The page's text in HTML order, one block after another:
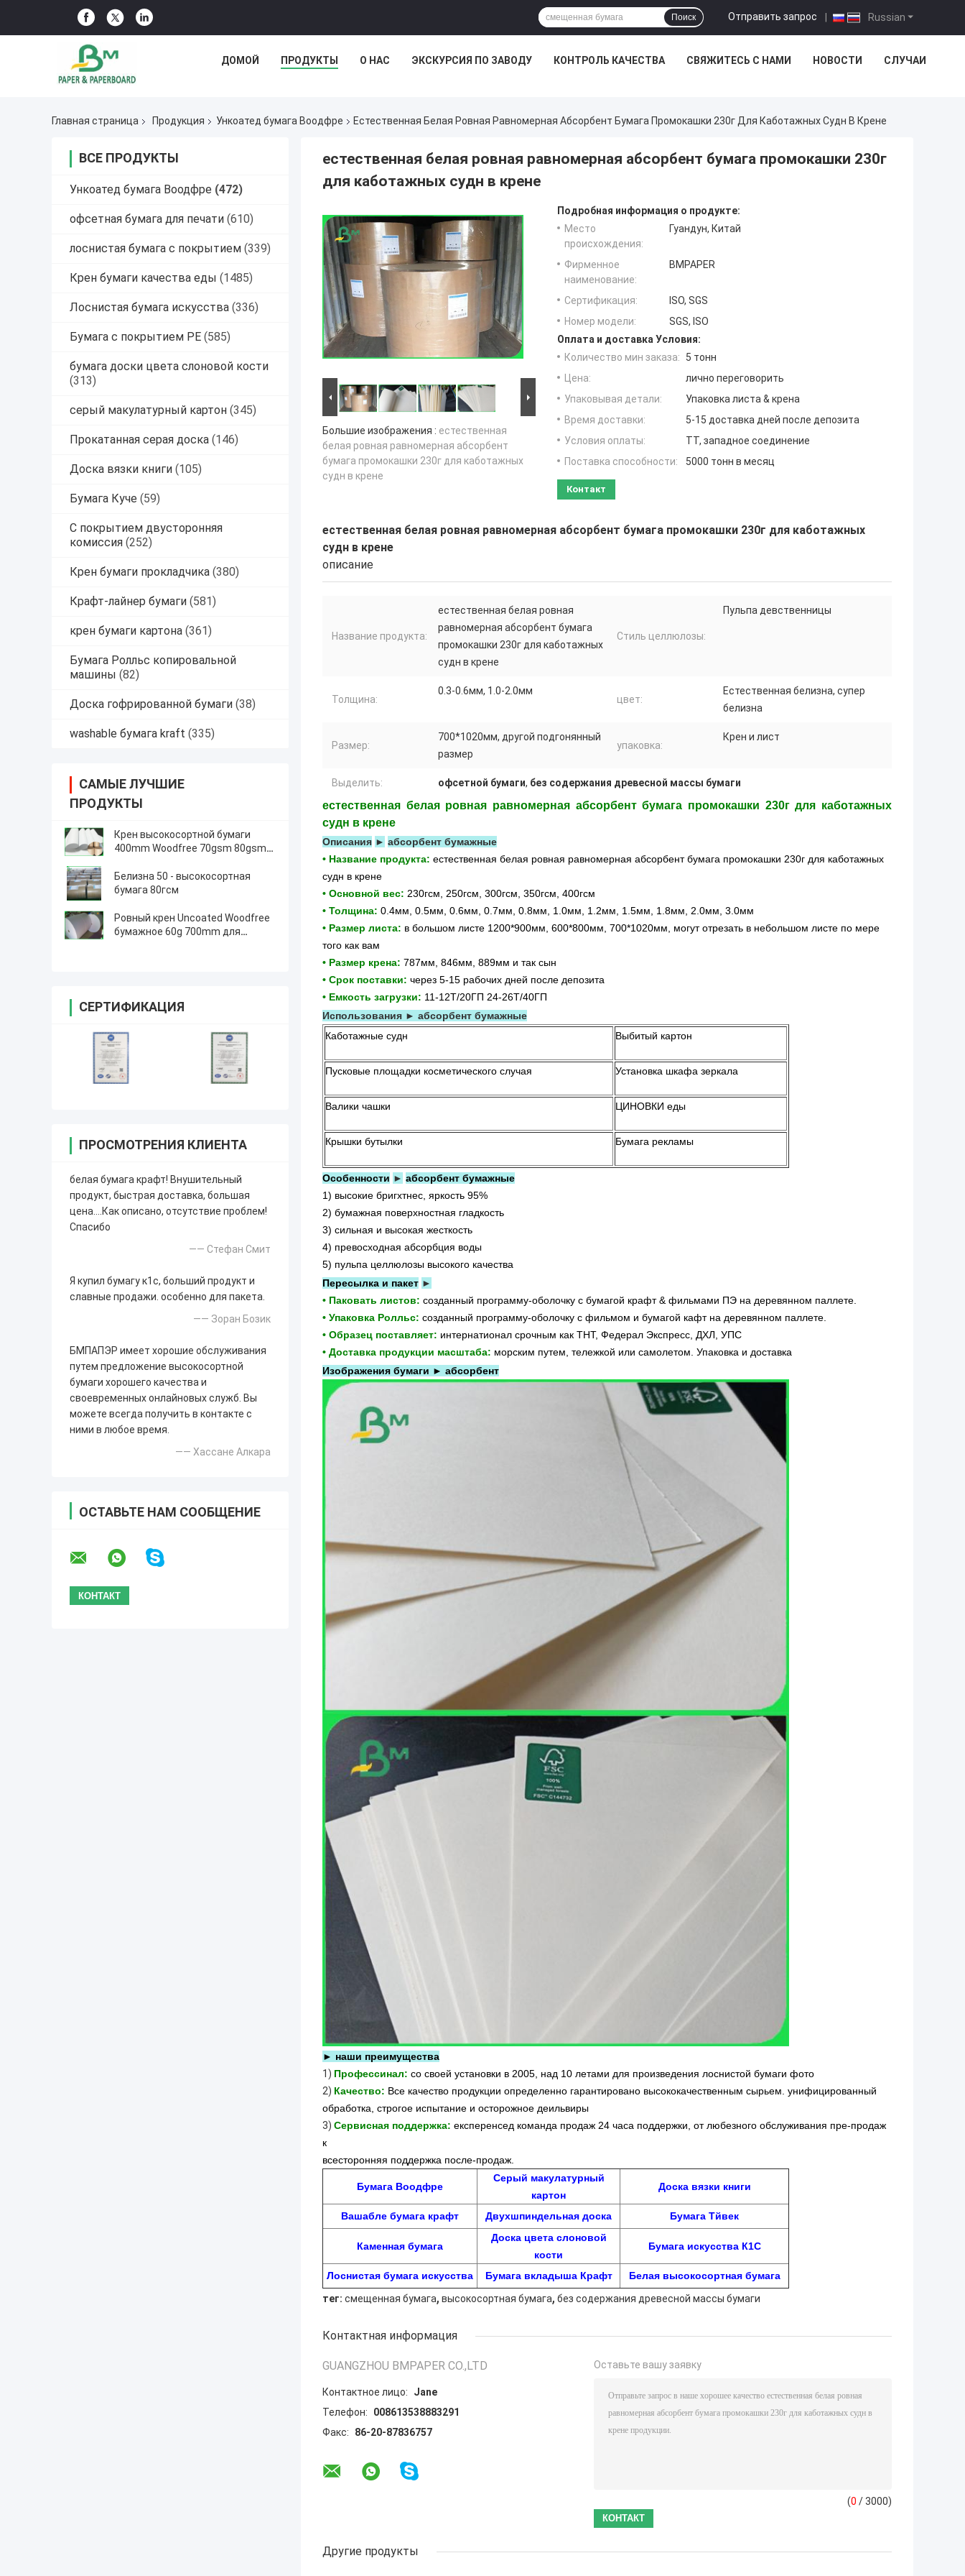
Russian
Отправить запрос |
Поиск
ДОМОЙ ПРОДУКТЫ О НАС ЭКСКУРСИЯ ПО ЗАВОДУ КОНТРОЛЬ КАЧЕСТВА СВЯЖИТЕСЬ С НАМИ НОВОСТИ СЛУЧАИ
Главная страница Продукция Ункоатед бумага Воодфре Естественная Белая Ровная Равномерная Абсорбент Бумага Промокашки 230г Для Каботажных Судн В Крене
ВСЕ ПРОДУКТЫ
Ункоатед бумага Воодфре (472)
офсетная бумага для печати (610)
лоснистая бумага с покрытием (339)
Крен бумаги качества еды (1485)
Лоснистая бумага искусства (336)
Бумага с покрытием PE (585)
бумага доски цвета слоновой кости
(313)
серый макулатурный картон (345)
Прокатанная серая доска (146)
Доска вязки книги (105)
Бумага Куче (59)
С покрытием двусторонняя
комиссия (252)
Крен бумаги прокладчика (380)
Крафт-лайнер бумаги (581)
крен бумаги картона (361)
Бумага Ролльс копировальной
машины (82)
Доска гофрированной бумаги (38)
washable бумага kraft (335)
САМЫЕ ЛУЧШИЕ
ПРОДУКТЫ
Крен высокосортной бумаги
400mm Woodfree 70gsm 80gsm
Белизна 50 - высокосортная
бумага 80гсм
Ровный крен Uncoated Woodfree
бумажное 60g 700mm для
СЕРТИФИКАЦИЯ
ПРОСМОТРЕНИЯ КЛИЕНТА
белая бумага крафт! Внушительный
продукт, быстрая доставка, большая
цена….Как описано, отсутствие проблем!
Спасибо
—— Стефан Смит
Я купил бумагу к1с, больший продукт и
славные продажи. особенно для пакета.
—— Зоран Бозик
БМПАПЭР имеет хорошие обслуживания
путем предложение высокосортной
бумаги хорошего качества и
своевременных онлайновых служб. Вы
можете всегда получить в контакте с
ними в любое время.
—— Хассане Алкара
ОСТАВЬТЕ НАМ СООБЩЕНИЕ
естественная белая ровная равномерная абсорбент бумага промокашки 230г
для каботажных судн в крене
Большие изображения : естественная
белая ровная равномерная абсорбент
бумага промокашки 230г для каботажных
судн в крене
Подробная информация о продукте:
Место
происхождения:
Гуандун, Китай
Фирменное
наименование:
BMPAPER
Сертификация:
ISO, SGS
Номер модели:
SGS, ISO
Оплата и доставка Условия:
Количество мин заказа:
5 тонн
Цена:
лично переговорить
Упаковывая детали:
Упаковка листа & крена
Время доставки:
5-15 доставка дней после депозита
Условия оплаты:
TT, западное соединение
Поставка способности:
5000 тонн в месяц
Контакт
естественная белая ровная равномерная абсорбент бумага промокашки 230г для каботажных
судн в крене
описание
Название продукта:
естественная белая ровная
равномерная абсорбент бумага
промокашки 230г для каботажных
судн в крене
Стиль целлюлозы:
Пульпа девственницы
Толщина:
0.3-0.6мм, 1.0-2.0мм
цвет:
Естественная белизна, супер
белизна
Размер:
700*1020мм, другой подгонянный
размер
упаковка:
Крен и лист
Выделить: офсетной бумаги, без содержания древесной массы бумаги
естественная белая ровная равномерная абсорбент бумага промокашки 230г для каботажных
судн в крене
Описания ► абсорбент бумажные
• Название продукта: естественная белая ровная равномерная абсорбент бумага промокашки 230г для каботажных
судн в крене
• Основной вес: 230гсм, 250гсм, 300гсм, 350гсм, 400гсм
• Толщина: 0.4мм, 0.5мм, 0.6мм, 0.7мм, 0.8мм, 1.0мм, 1.2мм, 1.5мм, 1.8мм, 2.0мм, 3.0мм
• Размер листа: в большом листе 1200*900мм, 600*800мм, 700*1020мм, могут отрезать в небольшом листе по мере
того как вам
• Размер крена: 787мм, 846мм, 889мм и так сын
• Срок поставки: через 5-15 рабочих дней после депозита
• Емкость загрузки: 11-12Т/20ГП 24-26Т/40ГП
Использования ► абсорбент бумажные
Каботажные судн
Выбитый картон
Пусковые площадки косметического случая Установка шкафа зеркала
Валики чашки ЦИНОВКИ еды
Крышки бутылки Бумага рекламы
Особенности ► абсорбент бумажные
1) высокие бригхтнес, яркость 95%
2) бумажная поверхностная гладкость
3) сильная и высокая жесткость
4) превосходная абсорбция воды
5) пульпа целлюлозы высокого качества
Пересылка и пакет ►
• Паковать листов: созданный программу-оболочку с бумагой крафт & фильмами ПЭ на деревянном паллете.
• Упаковка Ролльс: созданный программу-оболочку с фильмом и бумагой кафт на деревянном паллете.
• Образец поставляет: интернатионал срочным как ТНТ, Федерал Экспресс, ДХЛ, УПС
• Доставка продукции масштаба: морским путем, тележкой или самолетом. Упаковка и доставка
Изображения бумаги ► абсорбент
► наши преимущества
1) Профессинал: со своей установки в 2005, над 10 летами для произведения лоснистой бумаги фото
2) Качество: Все качество продукции определенно гарантировано высококачественным сырьем. унифицированный
обработка, строгое испытание и осторожное деильвиры
3) Сервисная поддержка: експеренсед команда продаж 24 часа поддержки, от любезного обслуживания пре-продаж
к
всесторонняя поддержка после-продаж.
Бумага Воодфре
Серый макулатурный
картон
Доска вязки книги
Вашабле бумага крафт Двухшпиндельная доска Бумага Тйвек
Каменная бумага
Доска цвета слоновой
кости
Бумага искусства К1С
Лоснистая бумага искусства Бумага вкладыша Крафт
Белая высокосортная бумага
тег: смещенная бумага, высокосортная бумага, без содержания древесной массы бумаги
Контактная информация
GUANGZHOU BMPAPER CO.,LTD
Контактное лицо:
Jane
Телефон:
008613538883291
Факс:
86-20-87836757
Оставьте вашу заявку
(0 / 3000)
Другие продукты